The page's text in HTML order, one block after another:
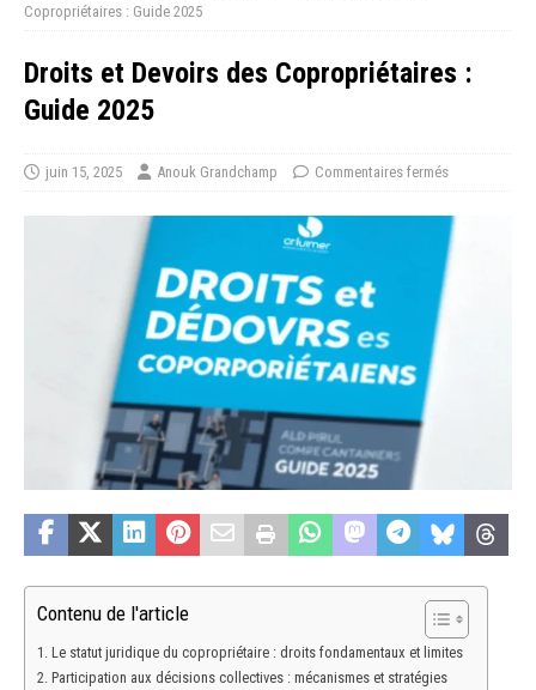
Copropriétaires : Guide 2025
Droits et Devoirs des Copropriétaires :
Guide 2025
juin 15, 2025 Anouk Grandchamp Commentaires fermés
Contenu de l'article
Le statut juridique du copropriétaire : droits fondamentaux et limites
Participation aux décisions collectives : mécanismes et stratégies